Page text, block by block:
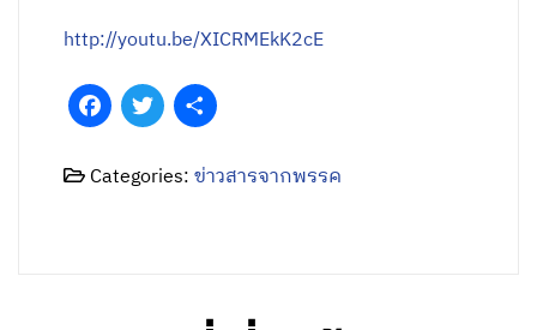
http://youtu.be/XICRMEkK2cE
FacebookTwitter
Categories:ข่าวสารจากพรรค